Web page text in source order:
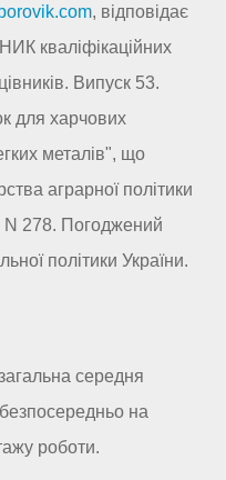
, відповідає
кваліфікаційних
Випуск 53.
для харчових
металів", що
аграрної політики
N 278. Погоджений
політики України.
середня
на
роботи.